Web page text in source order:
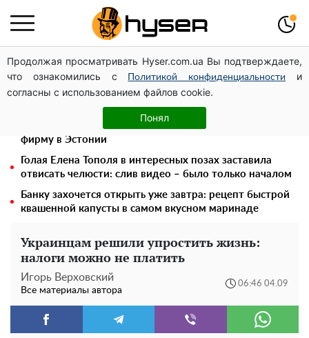
Продолжая просматривать Hyser.com.ua Вы подтверждаете,
что ознакомились с
Политикой конфиденциальности
и
согласны с использованием файлов cookie.
Понял
Украинская авиатранспортная ассоциация обратилась
в Минфин с призывом унифицировать
налогообложение авиализинга
Дроны с наценкой: Александр Конотопский вывел
миллионы оборонного бюджета через фиктивную
фирму в Эстонии
Голая Елена Тополя в интересных позах заставила
отвисать челюсти: слив видео – было только началом
Банку захочется открыть уже завтра: рецепт быстрой
квашенной капусты в самом вкусном маринаде
Украинцам решили упростить жизнь:
налоги можно не платить
Игорь Верховский
Все материалы автора
06:46 04.09